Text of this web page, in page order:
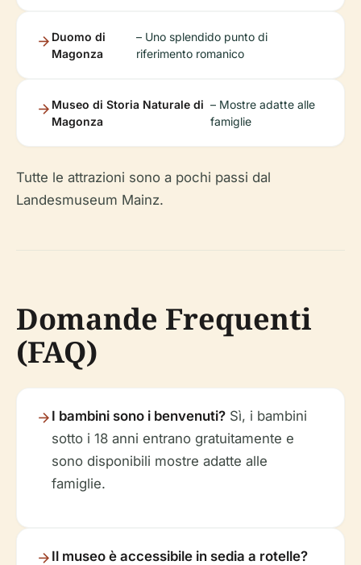
Duomo di
Magonza
– Uno splendido punto di
riferimento romanico
Museo di Storia Naturale di
Magonza
– Mostre adatte alle
famiglie
Tutte le attrazioni sono a pochi passi dal
Landesmuseum Mainz.
Domande Frequenti
(FAQ)
I bambini sono i benvenuti? Sì, i bambini
sotto i 18 anni entrano gratuitamente e
sono disponibili mostre adatte alle
famiglie.
Il museo è accessibile in sedia a rotelle?